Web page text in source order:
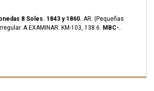
8 Soles. 1843 y 1860. AR. (Pequeñas
A EXAMINAR. KM-103, 138.6. MBC-.